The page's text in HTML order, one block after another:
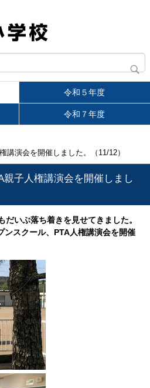
令和５年度
令和７年度
講演会を開催しました。（11/12）
親子人権講演会を開催しまし
だいぶ落ち着きを見せてきました。
ンスクール、PTA人権講演会を開催